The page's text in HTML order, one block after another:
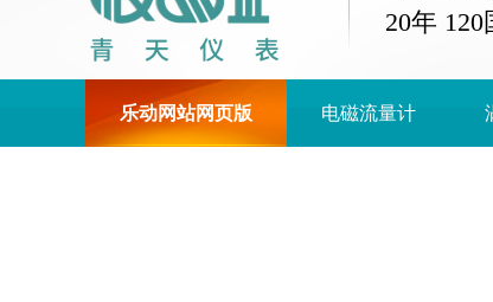
20年
乐动网站网页版 电磁流量计